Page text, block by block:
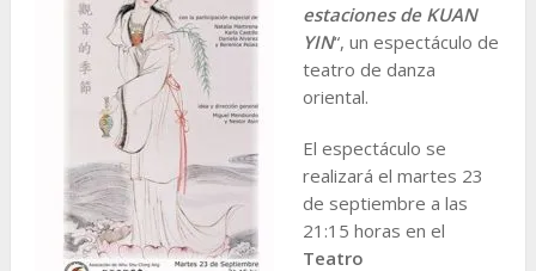
estaciones de KUAN
YIN“, un espectáculo de
teatro de danza
oriental.
El espectáculo se
realizará el martes 23
de septiembre a las
21:15 horas en el
Teatro